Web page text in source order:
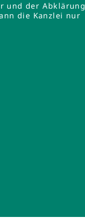
und der Abklärung
die Kanzlei nur